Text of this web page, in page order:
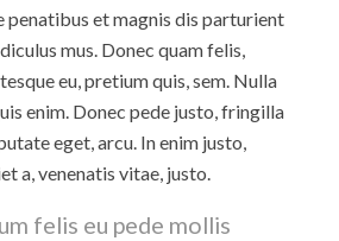
penatibus et magnis dis parturient
mus. Donec quam felis,
eu, pretium quis, sem. Nulla
enim. Donec pede justo, fringilla
eget, arcu. In enim justo,
a, venenatis vitae, justo.
felis eu pede mollis